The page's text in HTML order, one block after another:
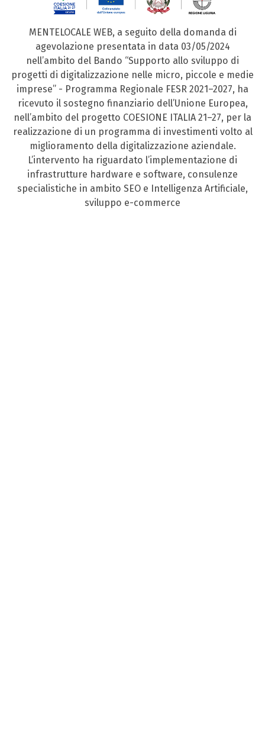
MENTELOCALE WEB, a seguito della domanda di
agevolazione presentata in data 03/05/2024
nell’ambito del Bando “Supporto allo sviluppo di
progetti di digitalizzazione nelle micro, piccole e medie
imprese” - Programma Regionale FESR 2021–2027, ha
ricevuto il sostegno finanziario dell’Unione Europea,
nell’ambito del progetto COESIONE ITALIA 21–27, per la
realizzazione di un programma di investimenti volto al
miglioramento della digitalizzazione aziendale.
L’intervento ha riguardato l’implementazione di
infrastrutture hardware e software, consulenze
specialistiche in ambito SEO e Intelligenza Artificiale,
sviluppo e-commerce